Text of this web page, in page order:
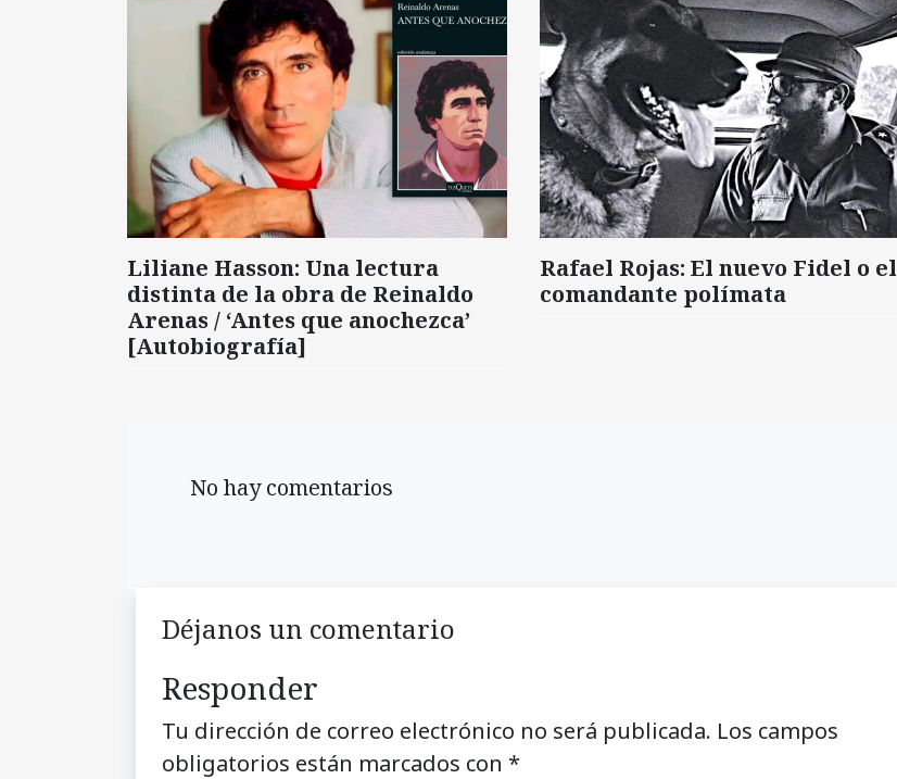
Liliane Hasson: Una lectura
distinta de la obra de Reinaldo
Arenas / ‘Antes que anochezca’
[Autobiografía]
Rafael Rojas: El nuevo Fidel o el
comandante polímata
No hay comentarios
Déjanos un comentario
Responder
Tu dirección de correo electrónico no será publicada. Los campos
obligatorios están marcados con *